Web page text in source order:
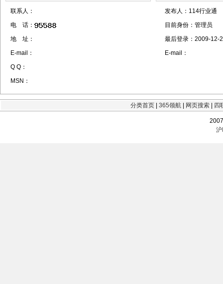
联系人：
电 话：
地 址：
E-mail：
Q Q：
MSN：
发布人：114行业通
目前身份： 管理员
最后登录： 2009-12-
E-mail：
分类首页 365领航 网页搜索 四